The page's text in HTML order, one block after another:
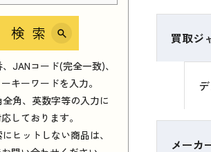
検索
、JANコード(完全一致)、
キーワードを入力。
全角、英数字等の入力に
しております。
にヒットしない商品は、
買取ジ
メーカ